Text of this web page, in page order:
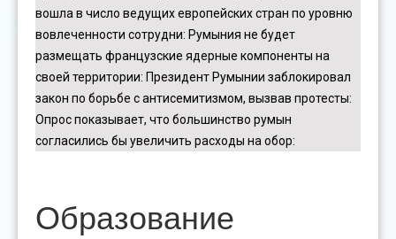
вошла в число ведущих европейских стран по уровню
вовлеченности сотрудни: Румыния не будет
размещать французские ядерные компоненты на
своей территории: Президент Румынии заблокировал
закон по борьбе с антисемитизмом, вызвав протесты:
Опрос показывает, что большинство румын
согласились бы увеличить расходы на обор:
Образование